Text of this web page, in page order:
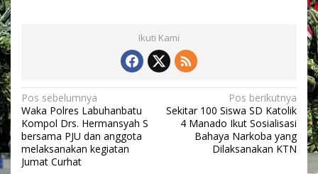
Ikuti Kami
N
a
v
i
Pos sebelumnya
Waka Polres Labuhanbatu
Kompol Drs. Hermansyah S
bersama PJU dan anggota
melaksanakan kegiatan
Jumat Curhat
Pos berikutnya
Sekitar 100 Siswa SD Katolik
4 Manado Ikut Sosialisasi
Bahaya Narkoba yang
Dilaksanakan KTN